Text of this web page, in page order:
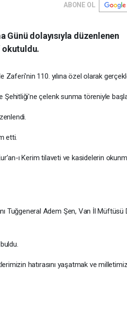
ABONE OL
dolayısıyla düzenlenen
okutuldu.
Zaferi'nin 110. yılına özel olarak
çelenk sunma töreniyle
etti.
ı Kerim tilaveti ve kasidelerin
Tuğgeneral Adem Şen, Van İl Müftüsü
hatırasını yaşatmak ve